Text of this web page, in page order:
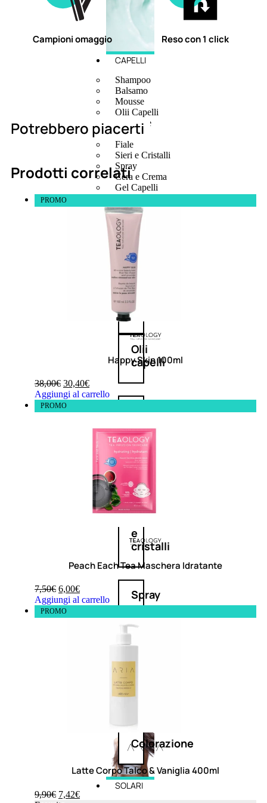
CAPELLI
Shampoo
Balsamo
Mousse
Olii Capelli
Maschere
Lozioni
Fiale
Sieri e Cristalli
Spray
Cera e Crema
Gel Capelli
Shampoo
Balsamo
Mousse
Olii
capelli
Maschere
Lozioni
Fiale
e
cristalli
Spray
Cera
e
crema
Gel
Colorazione
SOLARI
Campioni omaggio Reso con 1 click
Potrebbero piacerti
Prodotti correlati
PROMO
Happy Skin 100ml
38,00€ 30,40€
Aggiungi al carrello
PROMO
Peach Each Tea Maschera Idratante
7,50€ 6,00€
Aggiungi al carrello
PROMO
Latte Corpo Talco & Vaniglia 400ml
9,90€ 7,42€